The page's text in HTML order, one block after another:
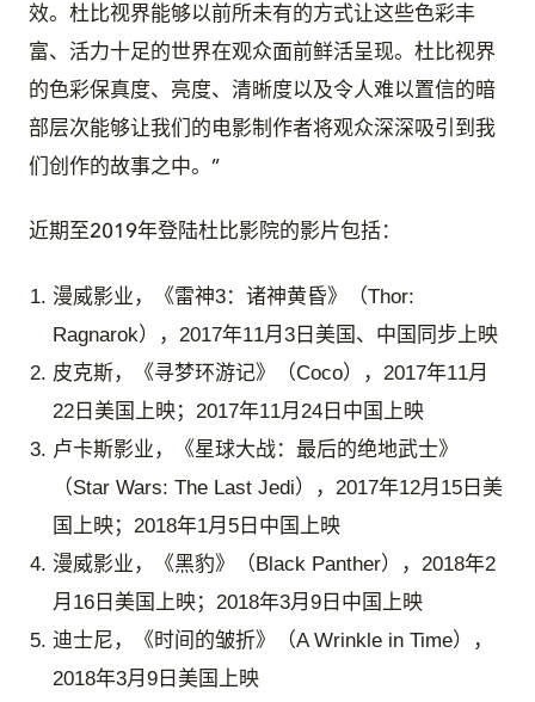
效。杜比视界能够以前所未有的方式让这些色彩丰
富、活力十足的世界在观众面前鲜活呈现。杜比视界
的色彩保真度、亮度、清晰度以及令人难以置信的暗
部层次能够让我们的电影制作者将观众深深吸引到我
们创作的故事之中。”
近期至2019年登陆杜比影院的影片包括：
漫威影业，《雷神3：诸神黄昏》（Thor:
Ragnarok），2017年11月3日美国、中国同步上映
皮克斯，《寻梦环游记》（Coco），2017年11月
22日美国上映；2017年11月24日中国上映
卢卡斯影业，《星球大战：最后的绝地武士》
（Star Wars: The Last Jedi），2017年12月15日美
国上映；2018年1月5日中国上映
漫威影业，《黑豹》（Black Panther），2018年2
月16日美国上映；2018年3月9日中国上映
迪士尼，《时间的皱折》（A Wrinkle in Time），
2018年3月9日美国上映